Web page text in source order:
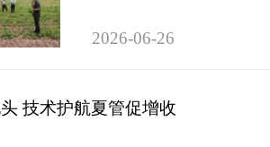
2026-06-26
技术护航夏管促增收